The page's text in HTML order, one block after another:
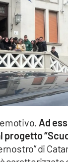
Ad
progetto
di